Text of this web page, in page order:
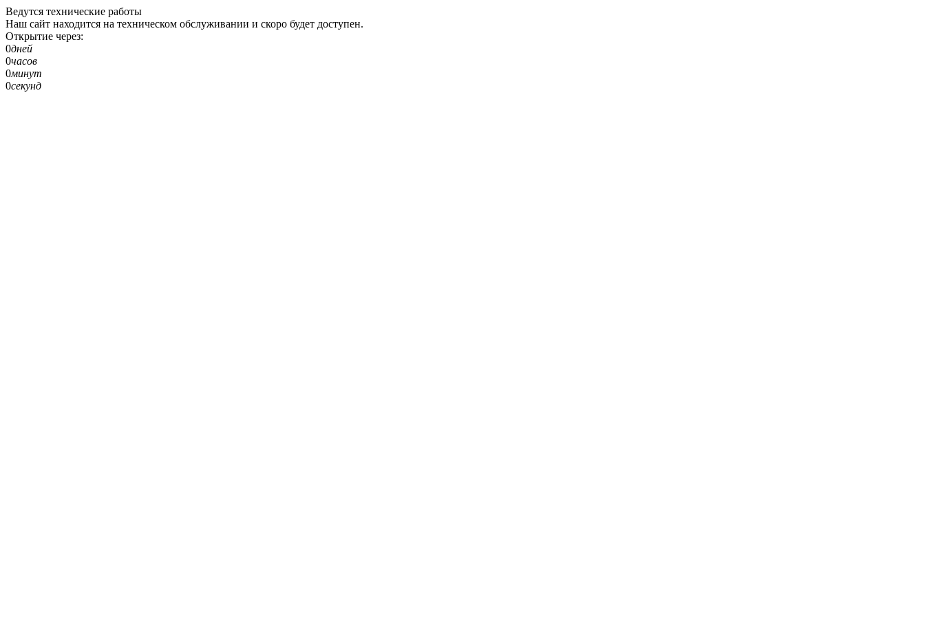
Ведутся технические работы
Наш сайт находится на техническом обслуживании и скоро будет доступен.
Открытие через:
0дней
0часов
0минут
0секунд